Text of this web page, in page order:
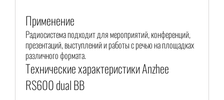
Применение
Радиосистема подходит для мероприятий, конференций,
презентаций, выступлений и работы с речью на площадках
различного формата.
Технические характеристики Anzhee
RS600 dual BB